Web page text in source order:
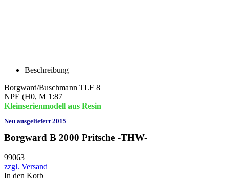
Beschreibung
Borgward/Buschmann TLF 8
NPE (H0, M 1:87
Kleinserienmodell aus Resin
Neu ausgeliefert 2015
Borgward B 2000 Pritsche -THW-
99063
zzgl. Versand
In den Korb